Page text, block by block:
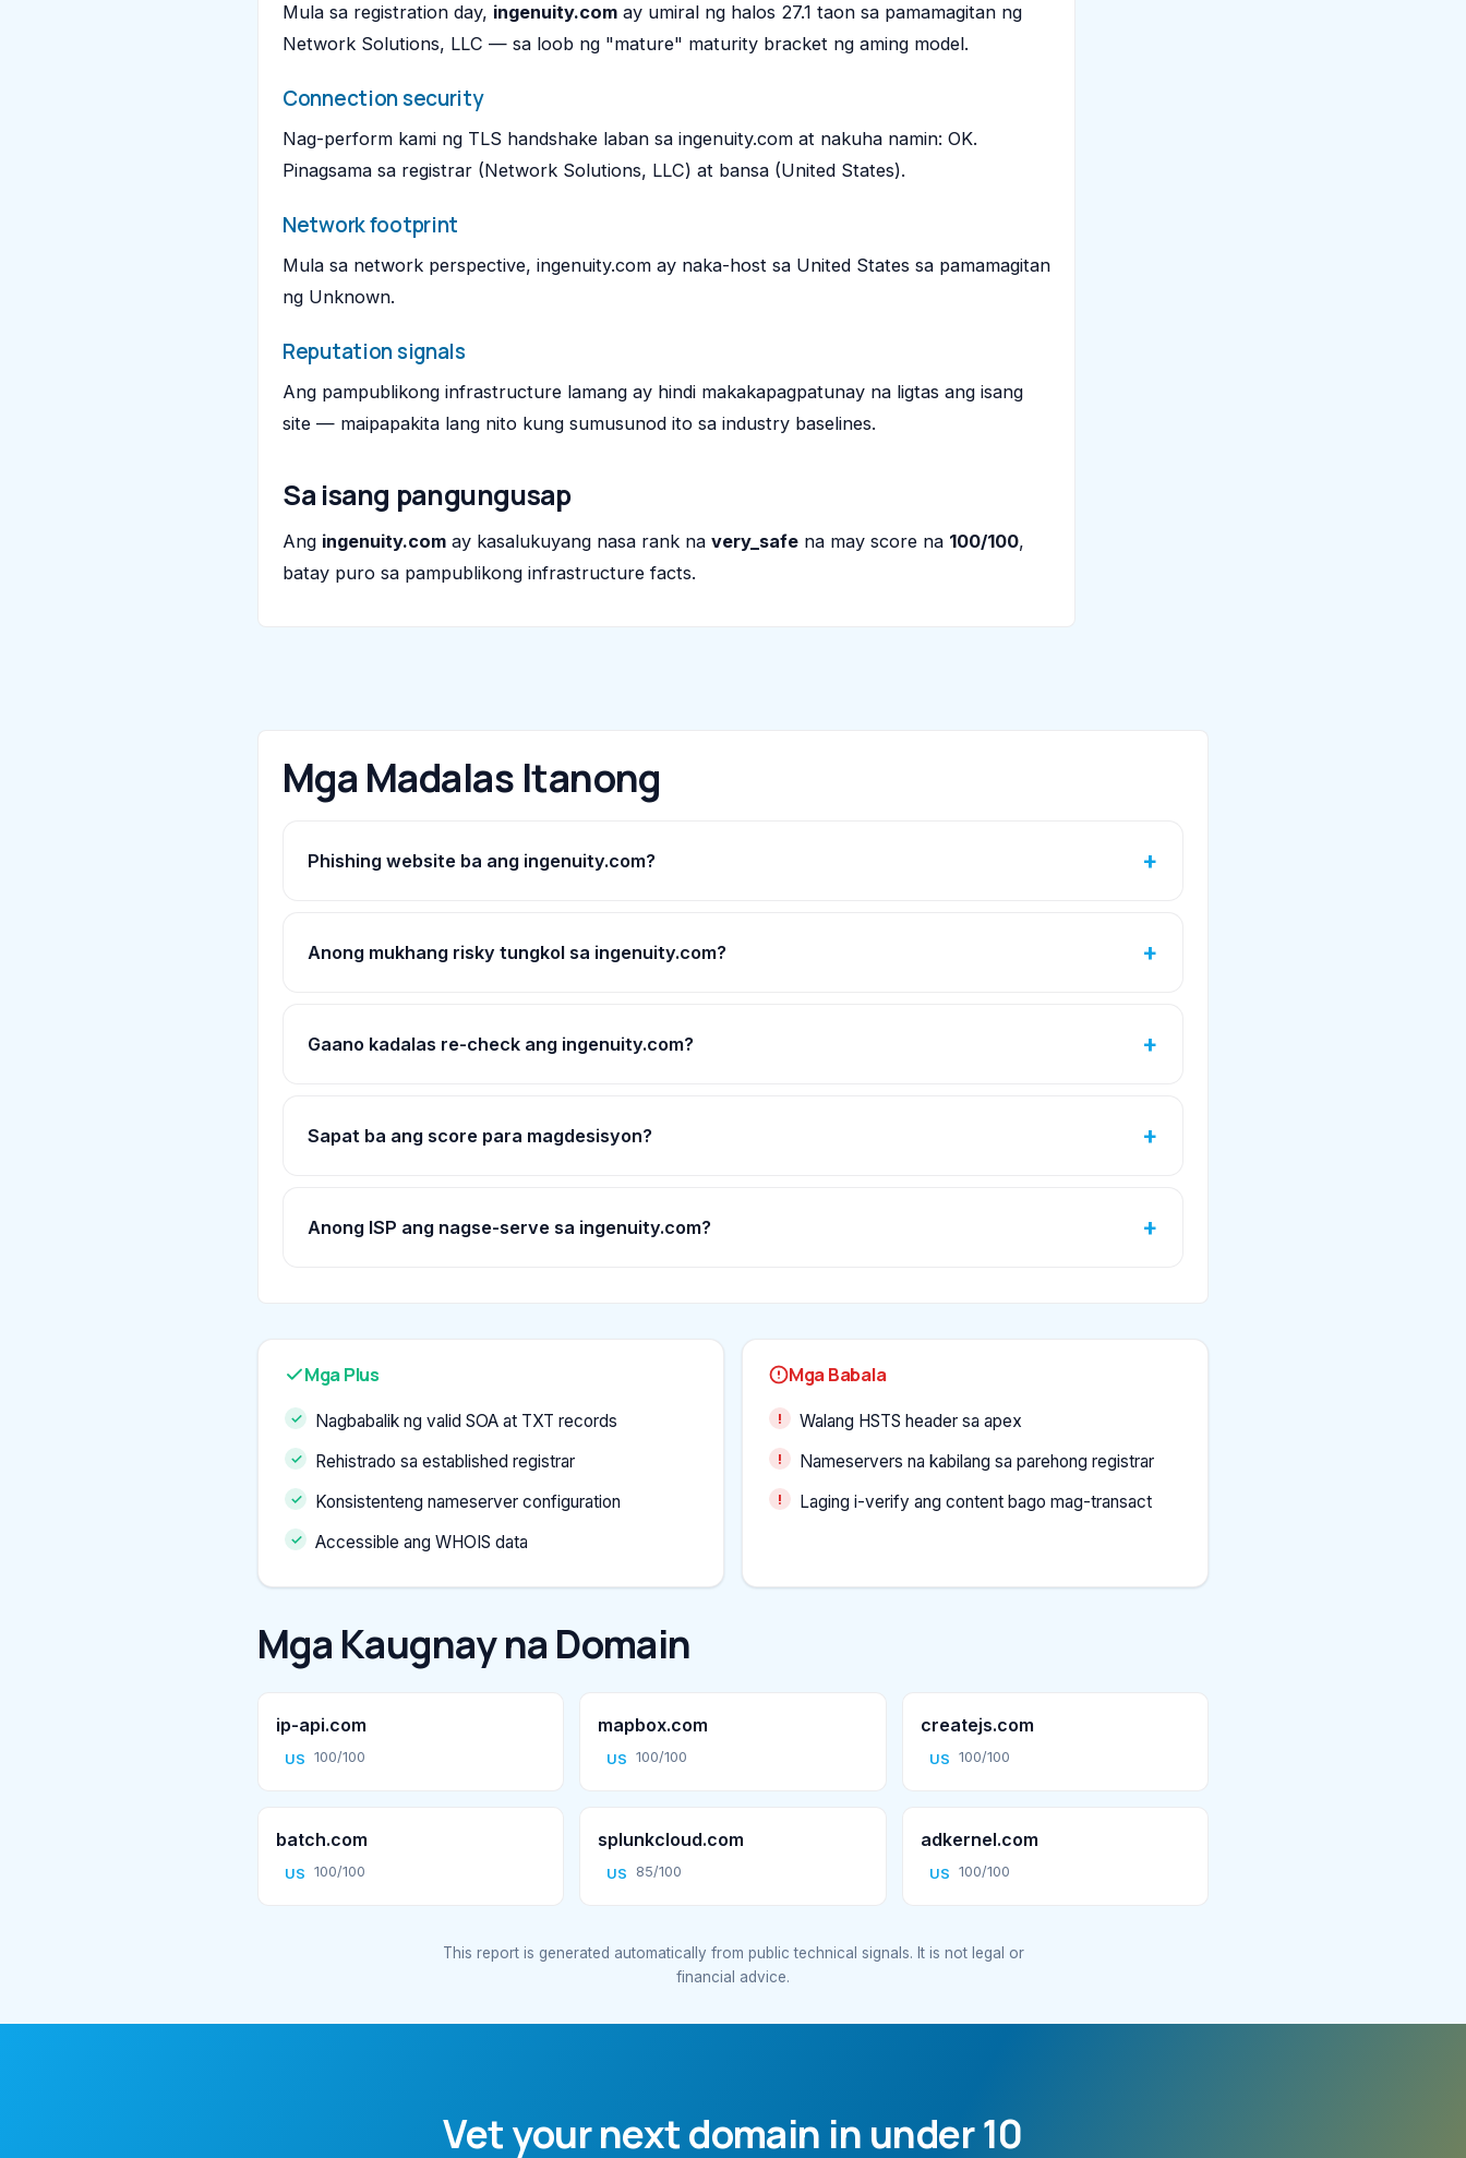
Mula sa registration day, ingenuity.com ay umiral ng halos 27.1 taon sa pamamagitan ng
Network Solutions, LLC — sa loob ng "mature" maturity bracket ng aming model.
Connection security
Nag-perform kami ng TLS handshake laban sa ingenuity.com at nakuha namin: OK.
Pinagsama sa registrar (Network Solutions, LLC) at bansa (United States).
Network footprint
Mula sa network perspective, ingenuity.com ay naka-host sa United States sa pamamagitan
ng Unknown.
Reputation signals
Ang pampublikong infrastructure lamang ay hindi makakapagpatunay na ligtas ang isang
site — maipapakita lang nito kung sumusunod ito sa industry baselines.
Sa isang pangungusap
Ang ingenuity.com ay kasalukuyang nasa rank na very_safe na may score na 100/100,
batay puro sa pampublikong infrastructure facts.
Mga Madalas Itanong
Phishing website ba ang ingenuity.com?
Anong mukhang risky tungkol sa ingenuity.com?
Gaano kadalas re-check ang ingenuity.com?
Sapat ba ang score para magdesisyon?
Anong ISP ang nagse-serve sa ingenuity.com?
Mga Plus
Nagbabalik ng valid SOA at TXT records
Rehistrado sa established registrar
Konsistenteng nameserver configuration
Accessible ang WHOIS data
Mga Babala
Walang HSTS header sa apex
Nameservers na kabilang sa parehong registrar
Laging i-verify ang content bago mag-transact
Mga Kaugnay na Domain
ip-api.com
US 100/100
mapbox.com
US 100/100
createjs.com
US 100/100
batch.com
US 100/100
splunkcloud.com
US 85/100
adkernel.com
US 100/100
This report is generated automatically from public technical signals. It is not legal or
financial advice.
Vet your next domain in under 10